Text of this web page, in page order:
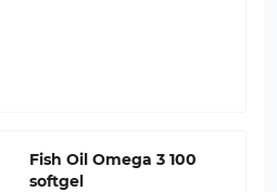
Fish Oil Omega 3 100
softgel